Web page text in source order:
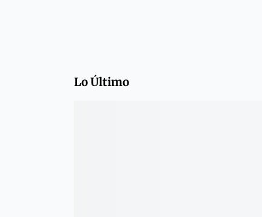
Lo Último